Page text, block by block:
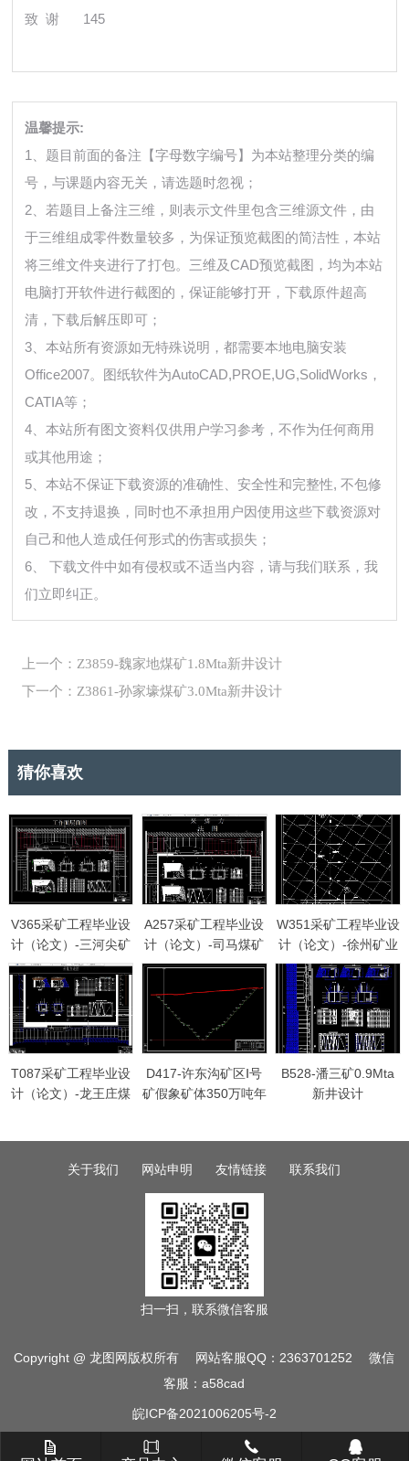
致 谢
145
温馨提示:
1、题目前面的备注【字母数字编号】为本站整理分类的编
号，与课题内容无关，请选题时忽视；
2、若题目上备注三维，则表示文件里包含三维源文件，由
于三维组成零件数量较多，为保证预览截图的简洁性，本站
将三维文件夹进行了打包。三维及CAD预览截图，均为本站
电脑打开软件进行截图的，保证能够打开，下载原件超高
清，下载后解压即可；
3、本站所有资源如无特殊说明，都需要本地电脑安装
Office2007。图纸软件为AutoCAD,PROE,UG,SolidWorks，
CATIA等；
4、本站所有图文资料仅供用户学习参考，不作为任何商用
或其他用途；
5、本站不保证下载资源的准确性、安全性和完整性, 不包修
改，不支持退换，同时也不承担用户因使用这些下载资源对
自己和他人造成任何形式的伤害或损失；
6、 下载文件中如有侵权或不适当内容，请与我们联系，我
们立即纠正。
上一个：Z3859-魏家地煤矿1.8Mta新井设计
下一个：Z3861-孙家壕煤矿3.0Mta新井设计
猜你喜欢
V365采矿工程毕业设
计（论文）-三河尖矿
2.4Mta新井设计
A257采矿工程毕业设
计（论文）-司马煤矿
1.8Mta新井设计
W351采矿工程毕业设
计（论文）-徐州矿业
集团庞庄矿1.8Mta新
井设计
T087采矿工程毕业设
计（论文）-龙王庄煤
D417-许东沟矿区Ⅰ号
矿假象矿体350万吨年
B528-潘三矿0.9Mta
新井设计
关于我们 网站申明 友情链接 联系我们
扫一扫，联系微信客服
Copyright @ 龙图网版权所有 网站客服QQ：2363701252 微信
客服：a58cad
皖ICP备2021006205号-2